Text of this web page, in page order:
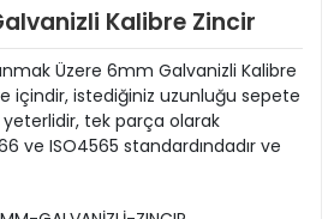
Kalibre Zincir
Üzere 6mm Galvanizli Kalibre
içindir, istediğiniz uzunluğu sepete
tek parça olarak
ve ISO4565 standardındadır ve